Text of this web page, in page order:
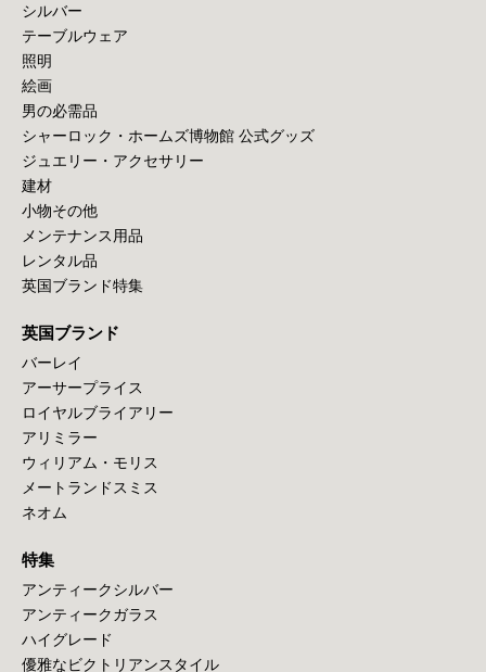
シルバー
テーブルウェア
照明
絵画
男の必需品
シャーロック・ホームズ博物館 公式グッズ
ジュエリー・アクセサリー
建材
小物その他
メンテナンス用品
レンタル品
英国ブランド特集
英国ブランド
バーレイ
アーサープライス
ロイヤルブライアリー
アリミラー
ウィリアム・モリス
メートランドスミス
ネオム
特集
アンティークシルバー
アンティークガラス
ハイグレード
優雅なビクトリアンスタイル